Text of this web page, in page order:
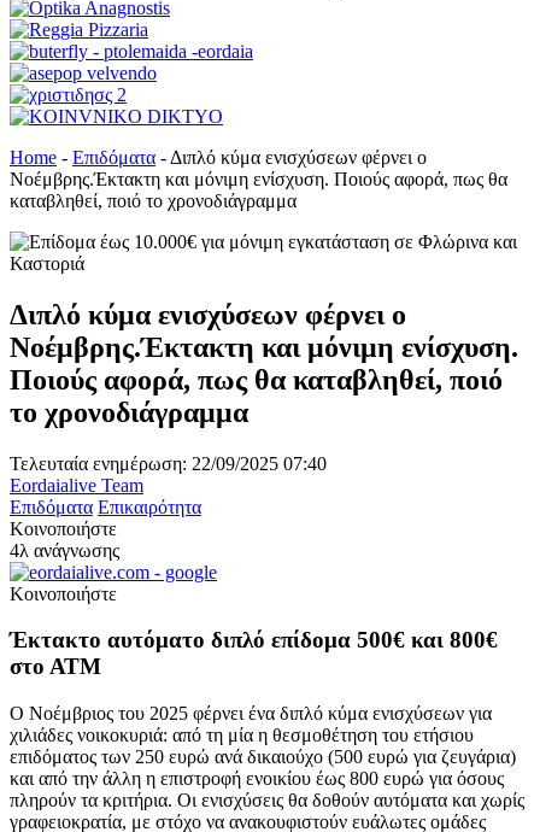
Home - Επιδόματα - Διπλό κύμα ενισχύσεων φέρνει ο
Νοέμβρης.Έκτακτη και μόνιμη ενίσχυση. Ποιούς αφορά, πως θα
καταβληθεί, ποιό το χρονοδιάγραμμα
Διπλό κύμα ενισχύσεων φέρνει ο
Νοέμβρης.Έκτακτη και μόνιμη ενίσχυση.
Ποιούς αφορά, πως θα καταβληθεί, ποιό
το χρονοδιάγραμμα
Τελευταία ενημέρωση: 22/09/2025 07:40
Eordaialive Team
Επιδόματα Επικαιρότητα
Κοινοποιήστε
4λ ανάγνωσης
Κοινοποιήστε
Έκτακτο αυτόματο διπλό επίδομα 500€ και 800€
στο ΑΤΜ
Ο Νοέμβριος του 2025 φέρνει ένα διπλό κύμα ενισχύσεων για
χιλιάδες νοικοκυριά: από τη μία η θεσμοθέτηση του ετήσιου
επιδόματος των 250 ευρώ ανά δικαιούχο (500 ευρώ για ζευγάρια)
και από την άλλη η επιστροφή ενοικίου έως 800 ευρώ για όσους
πληρούν τα κριτήρια. Οι ενισχύσεις θα δοθούν αυτόματα και χωρίς
γραφειοκρατία, με στόχο να ανακουφιστούν ευάλωτες ομάδες